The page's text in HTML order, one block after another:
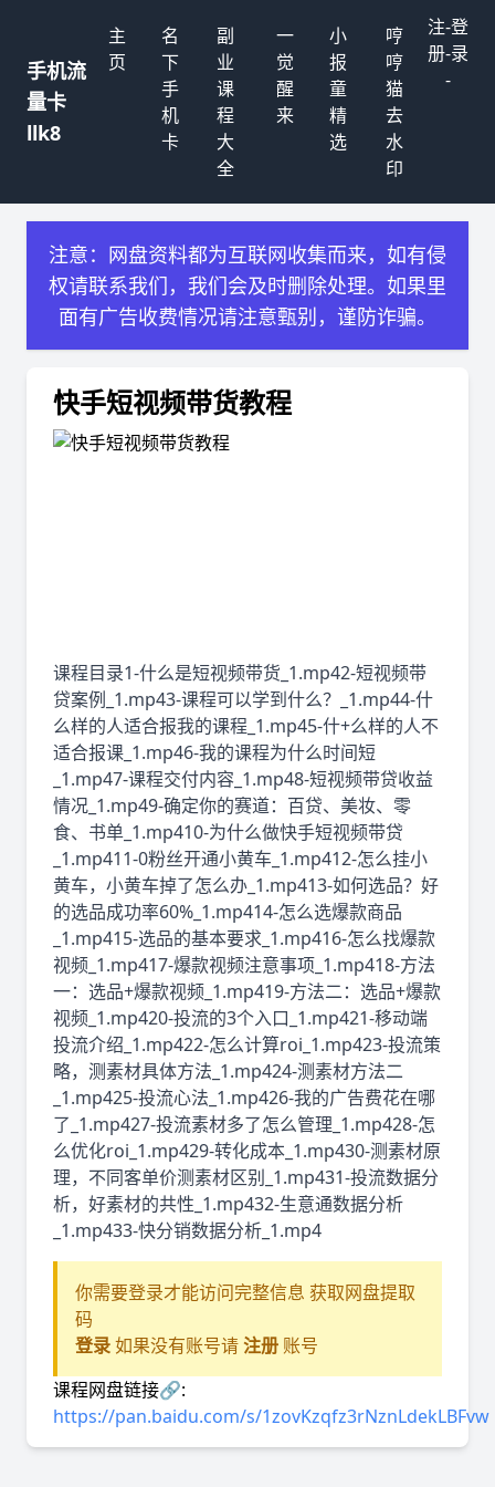
手机流
量卡
llk8
主
页
名
下
手
机
卡
副
业
课
程
大
全
一
觉
醒
来
小
报
童
精
选
哼
哼
猫
去
水
印
注
册
-
-
-
登
录
注意：网盘资料都为互联网收集而来，如有侵
权请联系我们，我们会及时删除处理。如果里
面有广告收费情况请注意甄别，谨防诈骗。
快手短视频带货教程
课程目录1-什么是短视频带货_1.mp42-短视频带
贷案例_1.mp43-课程可以学到什么？_1.mp44-什
么样的人适合报我的课程_1.mp45-什+么样的人不
适合报课_1.mp46-我的课程为什么时间短
_1.mp47-课程交付内容_1.mp48-短视频带贷收益
情况_1.mp49-确定你的赛道：百贷、美妆、零
食、书单_1.mp410-为什么做快手短视频带贷
_1.mp411-0粉丝开通小黄车_1.mp412-怎么挂小
黄车，小黄车掉了怎么办_1.mp413-如何选品？好
的选品成功率60%_1.mp414-怎么选爆款商品
_1.mp415-选品的基本要求_1.mp416-怎么找爆款
视频_1.mp417-爆款视频注意事项_1.mp418-方法
一：选品+爆款视频_1.mp419-方法二：选品+爆款
视频_1.mp420-投流的3个入口_1.mp421-移动端
投流介绍_1.mp422-怎么计算roi_1.mp423-投流策
略，测素材具体方法_1.mp424-测素材方法二
_1.mp425-投流心法_1.mp426-我的广告费花在哪
了_1.mp427-投流素材多了怎么管理_1.mp428-怎
么优化roi_1.mp429-转化成本_1.mp430-测素材原
理，不同客单价测素材区别_1.mp431-投流数据分
析，好素材的共性_1.mp432-生意通数据分析
_1.mp433-快分销数据分析_1.mp4
你需要登录才能访问完整信息 获取网盘提取
码
登录如果没有账号请注册 账号
课程网盘链接🔗:
https://pan.baidu.com/s/1zovKzqfz3rNznLdekLBFvw